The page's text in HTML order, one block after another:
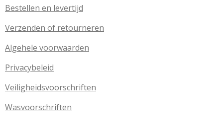
Bestellen en levertijd
Verzenden of retourneren
Algehele voorwaarden
Privacybeleid
Veiligheidsvoorschriften
Wasvoorschriften